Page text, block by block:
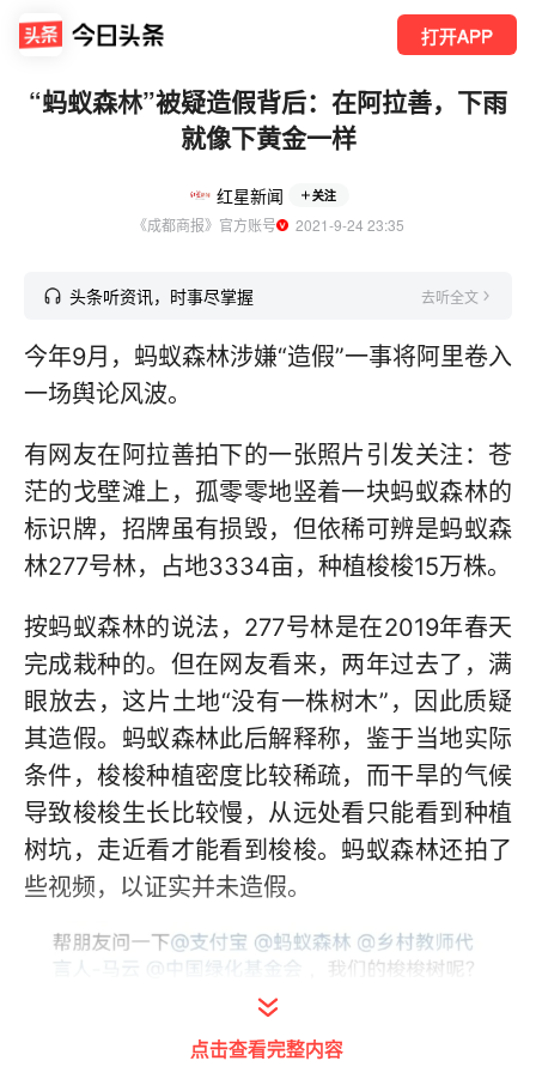
打开APP
“蚂蚁森林”被疑造假背后：在阿拉善，下雨
就像下黄金一样
红星新闻 关注
《成都商报》官方账号
  2021-9-24 23:35
头条听资讯，时事尽掌握 去听全文
今年9月，蚂蚁森林涉嫌“造假”一事将阿里卷入
一场舆论风波。
有网友在阿拉善拍下的一张照片引发关注：苍
茫的戈壁滩上，孤零零地竖着一块蚂蚁森林的
标识牌，招牌虽有损毁，但依稀可辨是蚂蚁森
林277号林，占地3334亩，种植梭梭15万株。
按蚂蚁森林的说法，277号林是在2019年春天
完成栽种的。但在网友看来，两年过去了，满
眼放去，这片土地“没有一株树木”，因此质疑
其造假。蚂蚁森林此后解释称，鉴于当地实际
条件，梭梭种植密度比较稀疏，而干旱的气候
导致梭梭生长比较慢，从远处看只能看到种植
树坑，走近看才能看到梭梭。蚂蚁森林还拍了
些视频，以证实并未造假。
点击查看完整内容